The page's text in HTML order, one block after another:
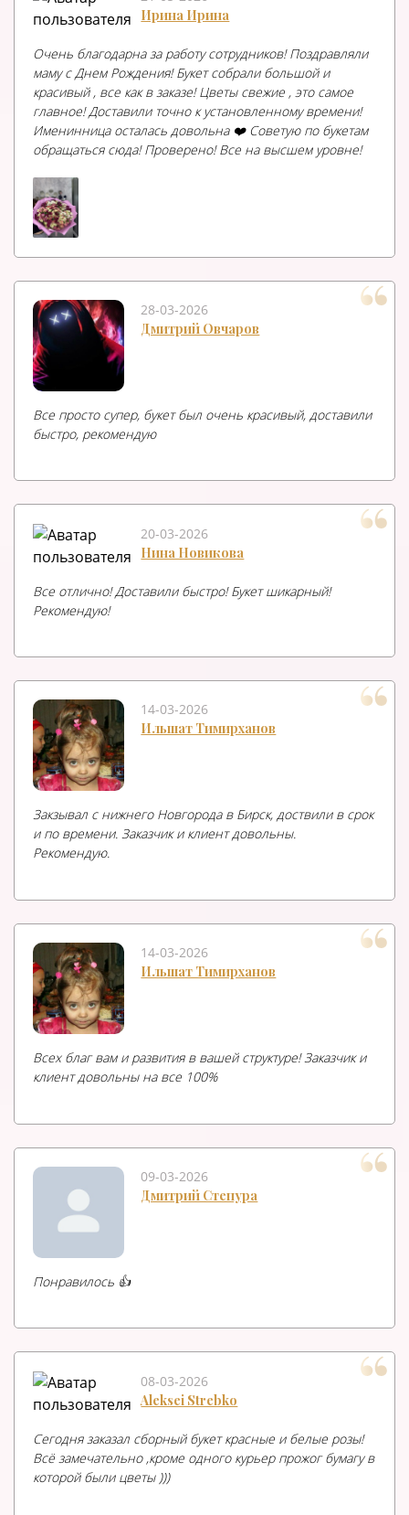
Ирина Ирина
Очень благодарна за работу сотрудников! Поздравляли
маму с Днем Рождения! Букет собрали большой и
красивый , все как в заказе! Цветы свежие , это самое
главное! Доставили точно к установленному времени!
Именинница осталась довольна ❤️ Советую по букетам
обращаться сюда! Проверено! Все на высшем уровне!
28-03-2026
Дмитрий Овчаров
Все просто супер, букет был очень красивый, доставили
быстро, рекомендую
20-03-2026
Нина Новикова
Все отлично! Доставили быстро! Букет шикарный!
Рекомендую!
14-03-2026
Ильшат Тимирханов
Закзывал с нижнего Новгорода в Бирск, доствили в срок
и по времени. Заказчик и клиент довольны.
Рекомендую.
14-03-2026
Ильшат Тимирханов
Всех благ вам и развития в вашей структуре! Заказчик и
клиент довольны на все 100%
09-03-2026
Дмитрий Степура
Понравилось 👍
08-03-2026
Aleksei Strebko
Сегодня заказал сборный букет красные и белые розы!
Всё замечательно ,кроме одного курьер прожог бумагу в
которой были цветы )))